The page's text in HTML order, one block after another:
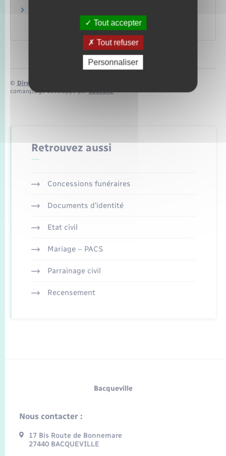
Ministère chargé des finances
© Direction de l’information légale et administrative
comarquage developpé parbaseo.io
Retrouvez aussi
Concessions funéraires
Documents d’identité
Etat civil
Mariage – PACS
Parrainage civil
Recensement
Bacqueville
Nous contacter :
17 Bis Route de Bonnemare
27440 BACQUEVILLE
Tout accepter
Tout refuser
Personnaliser